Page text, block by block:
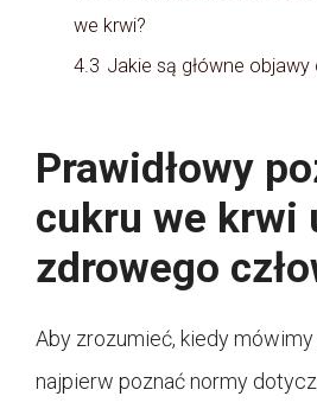
we krwi?
4.3 Jakie są główne objawy
Prawidłowy
cukru we krwi
zdrowego
Aby zrozumieć, kiedy
najpierw poznać normy